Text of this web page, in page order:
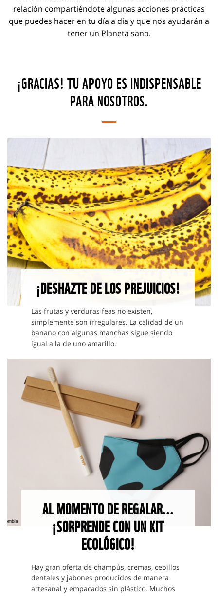
relación compartiéndote algunas acciones prácticas
que puedes hacer en tu día a día y que nos ayudarán a
tener un Planeta sano.
¡GRACIAS! TU APOYO ES INDISPENSABLE
PARA NOSOTROS.
¡DESHAZTE DE LOS PREJUICIOS!
Las frutas y verduras feas no existen,
simplemente son irregulares. La calidad de un
banano con algunas manchas sigue siendo
igual a la de uno amarillo.
AL MOMENTO DE REGALAR...
¡SORPRENDE CON UN KIT
ECOLÓGICO!
Hay gran oferta de champús, cremas, cepillos
dentales y jabones producidos de manera
artesanal y empacados sin plástico. Muchos